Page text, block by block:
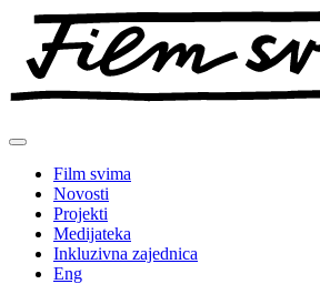
Preskoči
sadržaj
Film svima
Novosti
Projekti
Medijateka
Inkluzivna zajednica
Eng